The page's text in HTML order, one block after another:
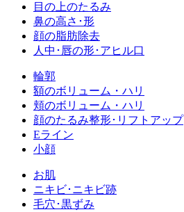
目の上のたるみ
鼻の高さ･形
顔の脂肪除去
人中･唇の形･アヒル口
輪郭
額のボリューム・ハリ
頬のボリューム・ハリ
顔のたるみ整形･リフトアップ
Eライン
小顔
お肌
ニキビ･ニキビ跡
毛穴･黒ずみ